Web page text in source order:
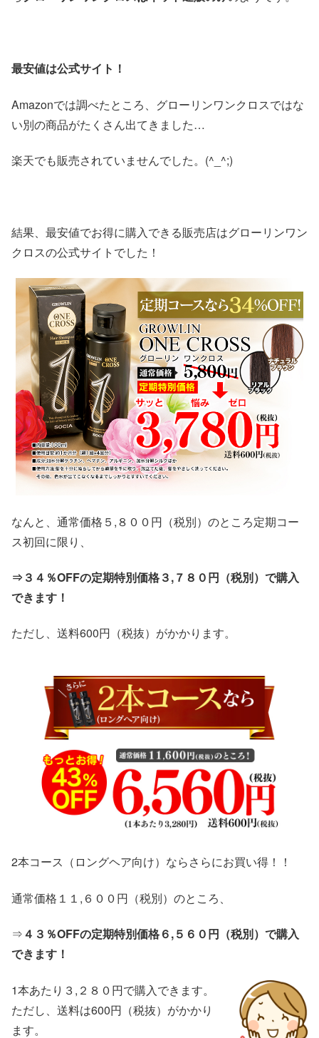
最安値は公式サイト！
Amazonでは調べたところ、 グローリンワンクロスではな
い別の商品がたくさん出てきました…
楽天でも販売されていませんでした。(^_^;)
結果、最安値でお得に購入できる販売店はグローリンワン
クロスの公式サイトでした！
なんと、通常価格５,８００円（税別）のところ定期コー
ス初回に限り、
⇒３４％OFFの定期特別価格３,７８０円（税別） で購入
できます！
ただし、送料600円（税抜）がかかります。
2本コース（ロングヘア向け）ならさらにお買い得！！
通常価格１１,６００円（税別）のところ、
⇒４３％OFFの定期特別価格６,５６０円（税別） で購入
できます！
1本あたり３,２８０円で購入できます。
ただし、送料は600円（税抜）がかかり
ます。